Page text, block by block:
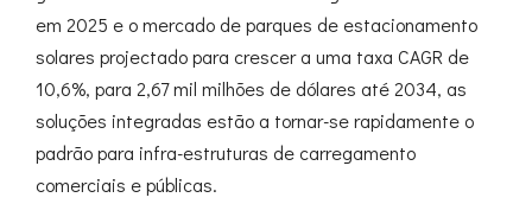
em 2025 e o mercado de parques de estacionamento
solares projectado para crescer a uma taxa CAGR de
10,6%, para 2,67 mil milhões de dólares até 2034, as
soluções integradas estão a tornar-se rapidamente o
padrão para infra-estruturas de carregamento
comerciais e públicas.